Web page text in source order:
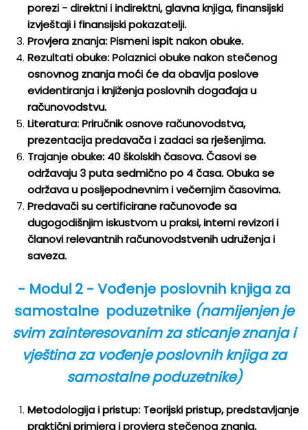
porezi - direktni i indirektni, glavna knjiga, finansijski
izvještaji i finansijski pokazatelji.
Provjera znanja: Pismeni ispit nakon obuke.
Rezultati obuke: Polaznici obuke nakon stečenog
osnovnog znanja moći će da obavlja poslove
evidentiranja i knjiženja poslovnih događaja u
računovodstvu.
Literatura: Priručnik osnove računovodstva,
prezentacija predavača i zadaci sa rješenjima.
Trajanje obuke: 40 školskih časova. Časovi se
održavaju 3 puta sedmično po 4 časa. Obuka se
održava u posljepodnevnim i večernjim časovima.
Predavači su certificirane računovođe sa
dugogodišnjim iskustvom u praksi, interni revizori i
članovi relevantnih računovodstvenih udruženja i
saveza.
- Modul 2 - Vođenje poslovnih knjiga za
samostalne poduzetnike (namijenjen je
svim zainteresovanim za sticanje znanja i
vještina za vođenje poslovnih knjiga za
samostalne poduzetnike)
Metodologija i pristup: Teorijski pristup, predstavljanje
praktični primjera i provjera stečenog znanja.